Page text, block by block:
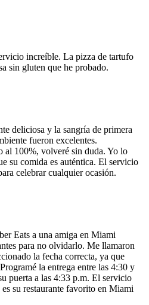
increíble. La pizza de tartufo
sin gluten que he probado.
deliciosa y la sangría de primera
fueron excelentes.
al 100%, volveré sin duda. Yo lo
su comida es auténtica. El servicio
celebrar cualquier ocasión.
Eats a una amiga en Miami
para no olvidarlo. Me llamaron
la fecha correcta, ya que
la entrega entre las 4:30 y
puerta a las 4:33 p.m. El servicio
su restaurante favorito en Miami